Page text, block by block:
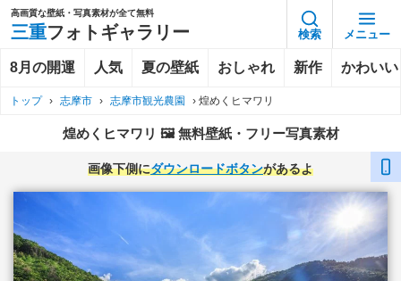
高画質な壁紙・写真素材が全て無料
三重フォトギャラリー 検索 メニュー
8月の開運 人気 夏の壁紙 おしゃれ 新作 かわいい
トップ › 志摩市 › 志摩市観光農園 › 煌めくヒマワリ
煌めくヒマワリ 🖼️ 無料壁紙・フリー写真素材
画像下側にダウンロードボタンがあるよ